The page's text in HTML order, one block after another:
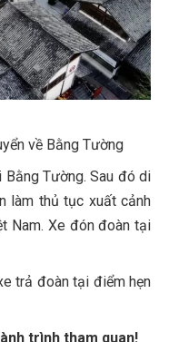
về Bằng Tường
Tường. Sau đó di
làm thủ tục xuất cảnh
Nam. Xe đón đoàn tại
trả đoàn tại điểm hẹn
trình tham quan!